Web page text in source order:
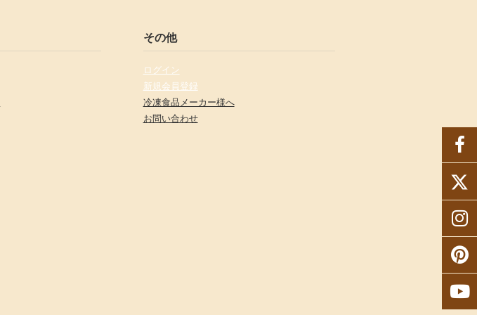
その他
ログイン
新規会員登録
冷凍食品メーカー様へ
お問い合わせ